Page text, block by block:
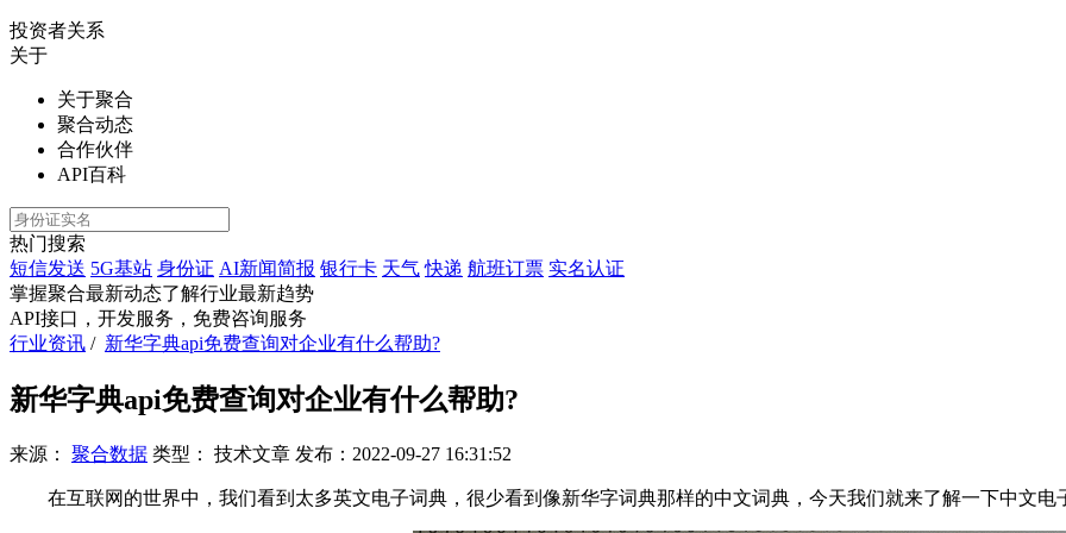
投资者关系
关于
关于聚合
聚合动态
合作伙伴
API百科
热门搜索
短信发送 5G基站 身份证 AI新闻简报 银行卡 天气 快递 航班订票 实名认证
掌握聚合最新动态了解行业最新趋势
API接口，开发服务，免费咨询服务
行业资讯 / 新华字典api免费查询对企业有什么帮助?
新华字典api免费查询对企业有什么帮助?
来源： 聚合数据 类型： 技术文章 发布： 2022-09-27 16:31:52
在互联网的世界中，我们看到太多英文电子词典，很少看到像新华字词典那样的中文词典，今天我们就来了解一下中文电